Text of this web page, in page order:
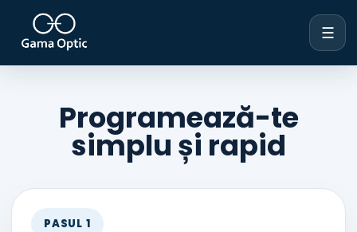
☰
Programează-te
simplu și rapid
PASUL 1